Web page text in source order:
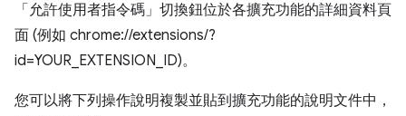
「允許使用者指令碼」 切換鈕位於各擴充功能的詳細資料頁
面 (例如 chrome://extensions/?
id=YOUR_EXTENSION_ID)。
您可以將下列操作說明複製並貼到擴充功能的說明文件中，